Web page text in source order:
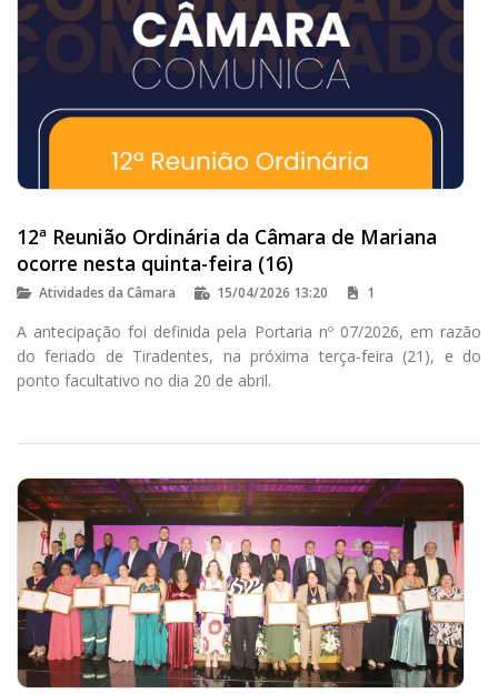
12ª Reunião Ordinária da Câmara de Mariana
ocorre nesta quinta-feira (16)
Atividades da Câmara 15/04/2026 13:20 1
A antecipação foi definida pela Portaria nº 07/2026, em razão
do feriado de Tiradentes, na próxima terça-feira (21), e do
ponto facultativo no dia 20 de abril.